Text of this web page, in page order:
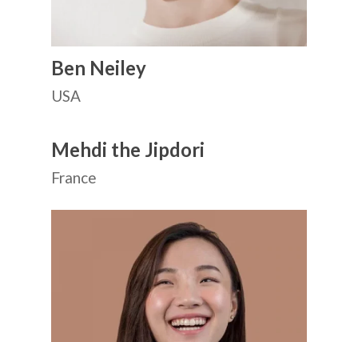
Ben Neiley
USA
Mehdi the Jipdori
France
English